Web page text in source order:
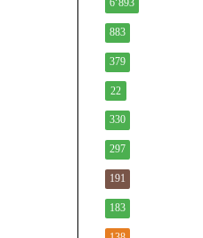
6٬893
883
379
22
330
297
191
183